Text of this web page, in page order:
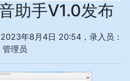
助手V1.0发布
年8月4日 20:54，录入员：
管理员